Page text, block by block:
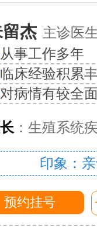
杰 主诊医生
从事工作多年
临床经验积累
对病情有较全
：生殖系统
印象：
预约挂号